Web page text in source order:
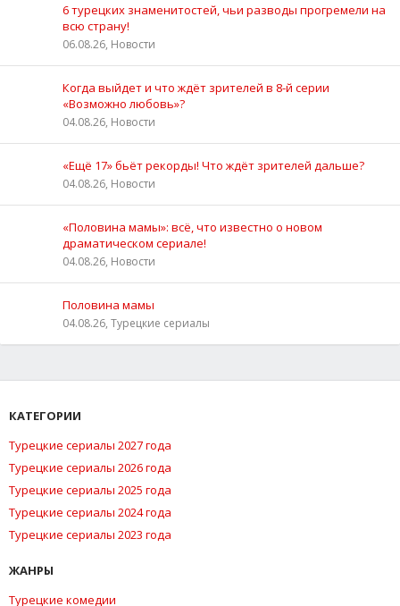
6 турецких знаменитостей, чьи разводы прогремели на
всю страну!
06.08.26, Новости
Когда выйдет и что ждёт зрителей в 8-й серии
«Возможно любовь»?
04.08.26, Новости
«Ещё 17» бьёт рекорды! Что ждёт зрителей дальше?
04.08.26, Новости
«Половина мамы»: всё, что известно о новом
драматическом сериале!
04.08.26, Новости
Половина мамы
04.08.26, Турецкие сериалы
КАТЕГОРИИ
Турецкие сериалы 2027 года
Турецкие сериалы 2026 года
Турецкие сериалы 2025 года
Турецкие сериалы 2024 года
Турецкие сериалы 2023 года
ЖАНРЫ
Турецкие комедии